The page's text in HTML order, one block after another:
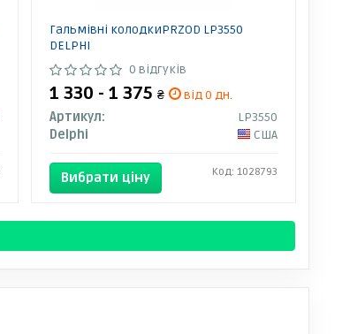
Гальмівні колодкиPRZOD LP3550
DELPHI
0 відгуків
1 330 - 1 375₴
від 0 дн.
Артикул:
LP3550
Delphi
США
Вибрати ціну Код: 1028793